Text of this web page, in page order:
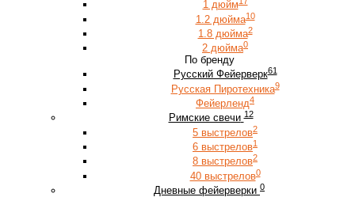
1 дюйм
1.2 дюйма10
1.8 дюйма2
2 дюйма0
По бренду
Русский Фейерверк61
Русская Пиротехника9
Фейерленд4
Римские свечи 12
5 выстрелов2
6 выстрелов1
8 выстрелов2
40 выстрелов0
Дневные фейерверки 0